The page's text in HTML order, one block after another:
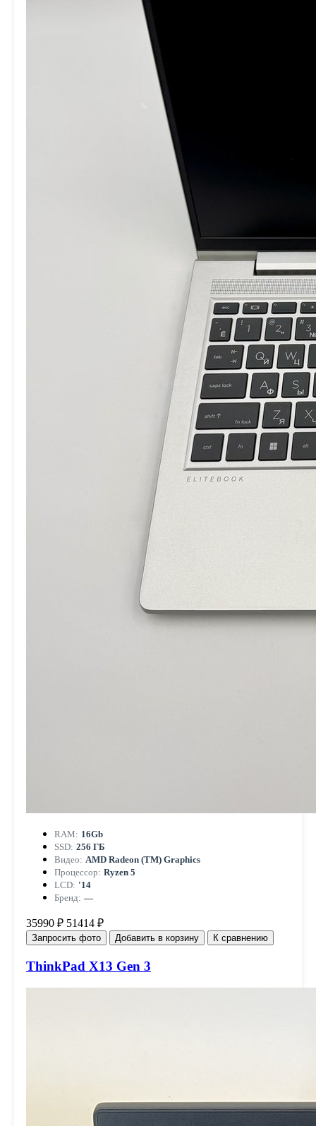
RAM: 16Gb
SSD: 256 ГБ
Видео: AMD Radeon (TM) Graphics
Процессор: Ryzen 5
LCD: '14
Бренд: —
35990 ₽ 51414 ₽
Запросить фото Добавить в корзину К сравнению
ThinkPad X13 Gen 3